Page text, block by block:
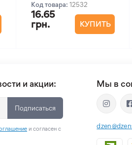
Код товара: 12532
16.65
грн.
КУПИТЬ
и акции:
Подписаться
и согласен с
Мы в